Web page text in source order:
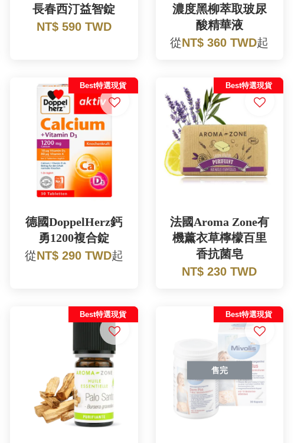
長春西汀益智錠
NT$ 590 TWD
濃度黑柳萃取玻尿
酸精華液
從NT$ 360 TWD起
Best特選現貨
德國DoppelHerz鈣
勇1200複合錠
從NT$ 290 TWD起
Best特選現貨
法國Aroma Zone有
機薰衣草檸檬百里
香抗菌皂
NT$ 230 TWD
Best特選現貨
售完
Best特選現貨